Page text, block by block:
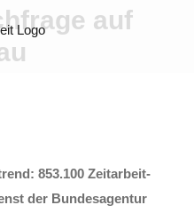
auf
853.100 Zeit­ar­beit­
der Bun­des­agen­tur